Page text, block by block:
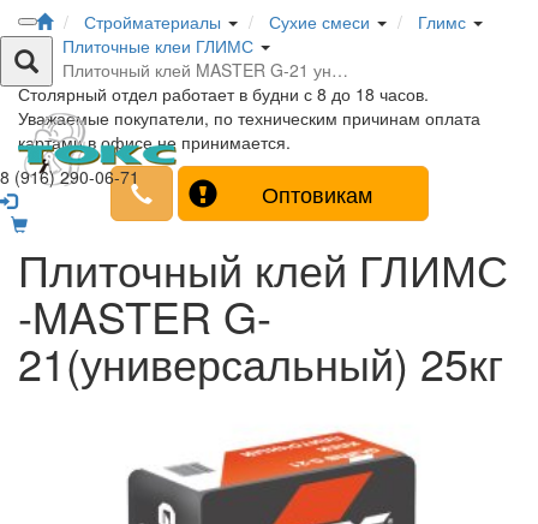
8 (916) 290-06-71
Стройматериалы Сухие смеси
Глимс
Плиточные клеи ГЛИМС
Плиточный клей MASTER G-21 ун…
Столярный отдел работает в будни с 8 до 18 часов.
Уважаемые покупатели, по техническим причинам оплата
картами в офисе не принимается.
Оптовикам
Плиточный клей ГЛИМС
-MASTER G-
21(универсальный) 25кг